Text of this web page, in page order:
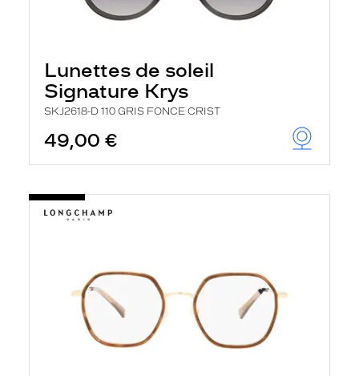
Lunettes de soleil
Signature Krys
SKJ2618-D 110 GRIS FONCE CRIST
49,00 €